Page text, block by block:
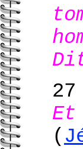
27
Et
(